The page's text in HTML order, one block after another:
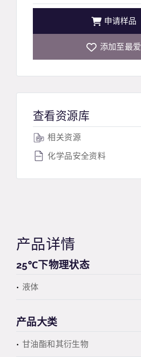
申请样品
添加至最爱
查看资源库
相关资源
化学品安全资料
产品详情
25℃下物理状态
液体
产品大类
甘油酯和其衍生物